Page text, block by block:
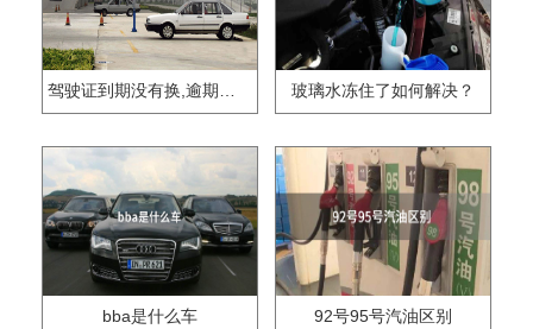
驾驶证到期没有换,逾期怎么办?? 玻璃水冻住了如何解决？
bba是什么车 92号95号汽油区别